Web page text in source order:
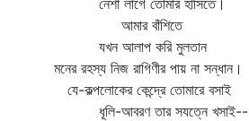
নেশা লাগে তোমার হাসিতে।
আমার বাঁশিতে
যখন আলাপ করি মুলতান
মনের রহস্য নিজ রাগিণীর পায় না সন্ধান।
যে-কল্পলোকের কেন্দ্রে তোমারে বসাই
ধূলি-আবরণ তার সযত্নে খসাই--